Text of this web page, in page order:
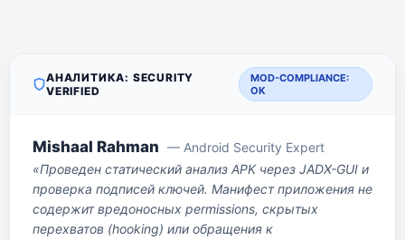
АНАЛИТИКА: SECURITY
VERIFIED
MOD-COMPLIANCE:
OK
Mishaal Rahman — Android Security Expert
«Проведен статический анализ APK через JADX-GUI и
проверка подписей ключей. Манифест приложения не
содержит вредоносных permissions, скрытых
перехватов (hooking) или обращения к